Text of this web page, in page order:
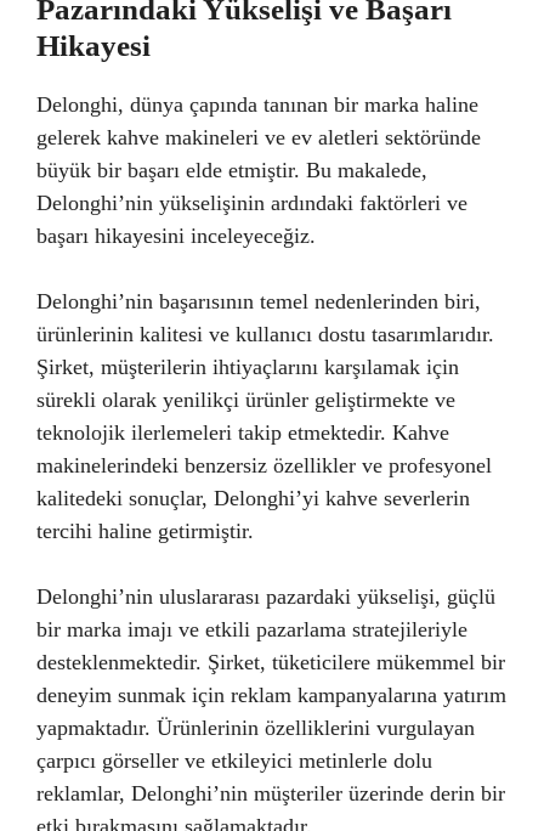
Pazarındaki Yükselişi ve Başarı
Hikayesi
Delonghi, dünya çapında tanınan bir marka haline
gelerek kahve makineleri ve ev aletleri sektöründe
büyük bir başarı elde etmiştir. Bu makalede,
Delonghi’nin yükselişinin ardındaki faktörleri ve
başarı hikayesini inceleyeceğiz.
Delonghi’nin başarısının temel nedenlerinden biri,
ürünlerinin kalitesi ve kullanıcı dostu tasarımlarıdır.
Şirket, müşterilerin ihtiyaçlarını karşılamak için
sürekli olarak yenilikçi ürünler geliştirmekte ve
teknolojik ilerlemeleri takip etmektedir. Kahve
makinelerindeki benzersiz özellikler ve profesyonel
kalitedeki sonuçlar, Delonghi’yi kahve severlerin
tercihi haline getirmiştir.
Delonghi’nin uluslararası pazardaki yükselişi, güçlü
bir marka imajı ve etkili pazarlama stratejileriyle
desteklenmektedir. Şirket, tüketicilere mükemmel bir
deneyim sunmak için reklam kampanyalarına yatırım
yapmaktadır. Ürünlerinin özelliklerini vurgulayan
çarpıcı görseller ve etkileyici metinlerle dolu
reklamlar, Delonghi’nin müşteriler üzerinde derin bir
etki bırakmasını sağlamaktadır.